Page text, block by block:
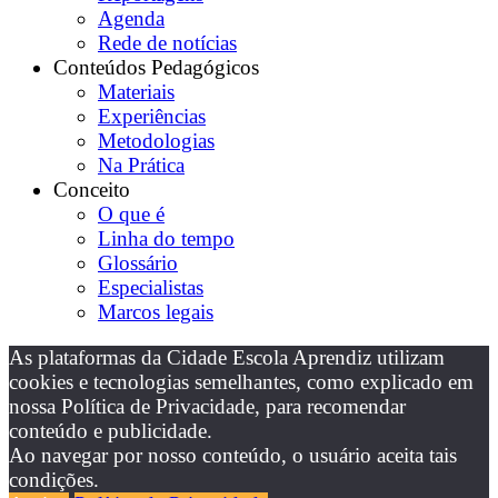
Agenda
Rede de notícias
Conteúdos Pedagógicos
Materiais
Experiências
Metodologias
Na Prática
Conceito
O que é
Linha do tempo
Glossário
Especialistas
Marcos legais
As plataformas da Cidade Escola Aprendiz utilizam
cookies e tecnologias semelhantes, como explicado em
nossa Política de Privacidade, para recomendar
conteúdo e publicidade.
Ao navegar por nosso conteúdo, o usuário aceita tais
condições.